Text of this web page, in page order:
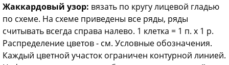
Жаккардовый узор: вязать по кругу лицевой гладью
по схеме. На схеме приведены все ряды, ряды
считывать всегда справа налево. 1 клетка = 1 п. х 1 р.
Распределение цветов - см. Условные обозначения.
Каждый цветной участок ограничен контурной линией.